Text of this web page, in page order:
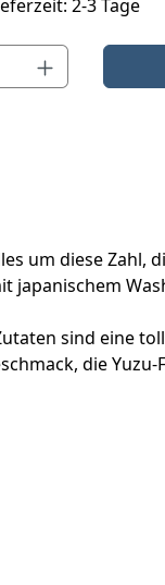
2-3 Tage
Wert ein
um diese
sind eine
die